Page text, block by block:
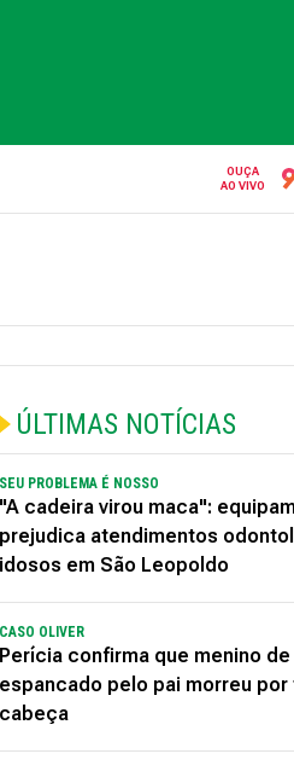
OUÇA
AO VIVO
ÚLTIMAS NOTÍCIAS
SEU PROBLEMA É NOSSO
"A cadeira virou maca":
prejudica atendimentos
idosos em São Leopoldo
CASO OLIVER
Perícia confirma que menino
espancado pelo pai morreu por
cabeça